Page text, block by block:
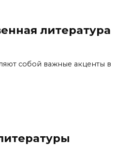
литература
собой важные акценты в